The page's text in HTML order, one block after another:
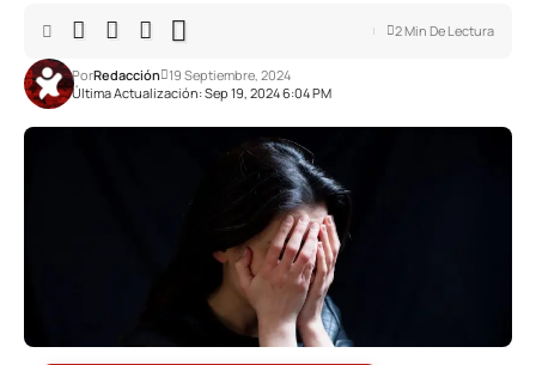
Última Actualización: Sep 19, 2024 6:04 PM
PorRedacción 19 Septiembre, 2024
2 Min De Lectura